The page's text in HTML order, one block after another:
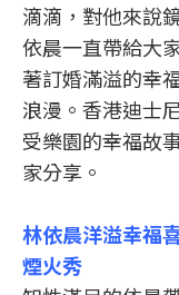
滴滴，對他來說
依晨一直帶給大
著訂婚滿溢的幸
浪漫。香港迪士
受樂園的幸福故
家分享。
林依晨洋溢幸福
煙火秀